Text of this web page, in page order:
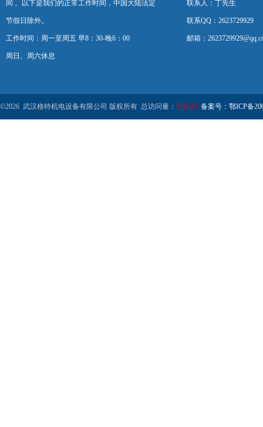
间 。以下是我们的正常工作时间，中国大陆法定
节假日除外。
工作时间：周一至周五 早8：30-晚6：00
周日、周六休息
联系人：丁先生
联系QQ：2623729929
邮箱：
©2026 武汉格特机电设备有限公司 版权所有 总访问量： 378623 备案号：鄂ICP备